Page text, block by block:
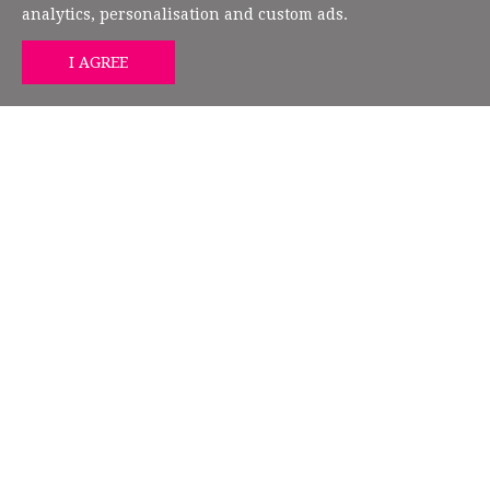
GET MIND HEALTH TIPS
analytics, personalisation and custom ads.